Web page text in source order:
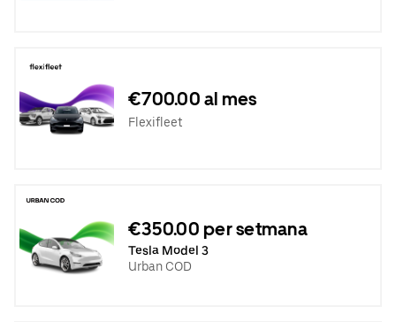
€700.00 al mes
Flexifleet
€350.00 per setmana
Tesla Model 3
Urban COD